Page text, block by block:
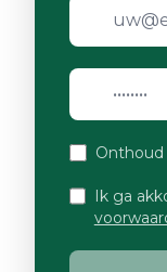
Onthoud
Ik ga